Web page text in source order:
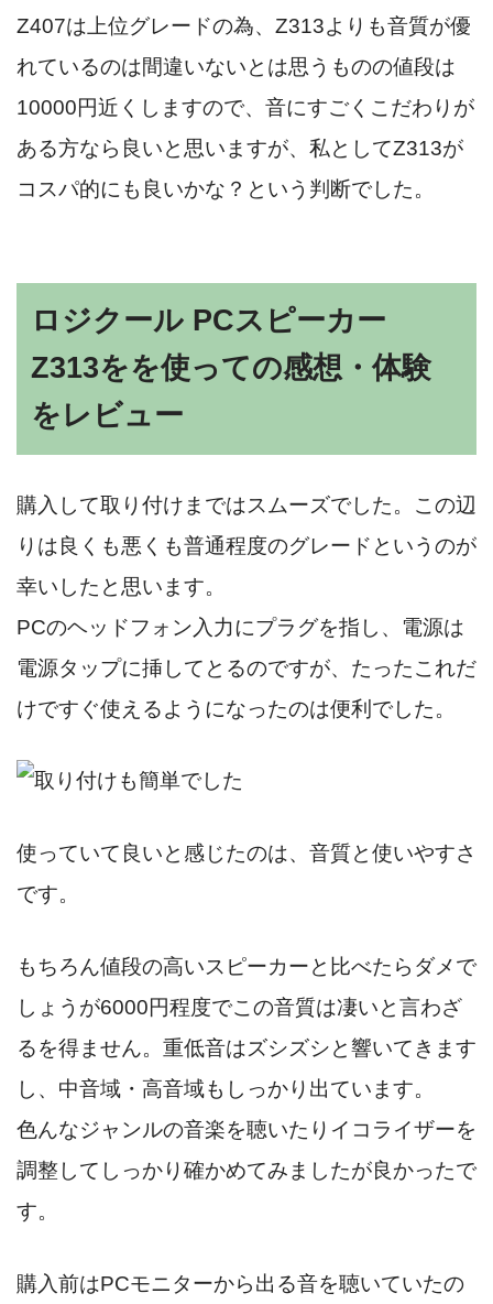
Z407は上位グレードの為、Z313よりも音質が優
れているのは間違いないとは思うものの値段は
10000円近くしますので、音にすごくこだわりが
ある方なら良いと思いますが、私としてZ313が
コスパ的にも良いかな？という判断でした。
ロジクール PCスピーカー
Z313をを使っての感想・体験
をレビュー
購入して取り付けまではスムーズでした。この辺
りは良くも悪くも普通程度のグレードというのが
幸いしたと思います。
PCのヘッドフォン入力にプラグを指し、電源は
電源タップに挿してとるのですが、たったこれだ
けですぐ使えるようになったのは便利でした。
使っていて良いと感じたのは、音質と使いやすさ
です。
もちろん値段の高いスピーカーと比べたらダメで
しょうが6000円程度でこの音質は凄いと言わざ
るを得ません。重低音はズシズシと響いてきます
し、中音域・高音域もしっかり出ています。
色んなジャンルの音楽を聴いたりイコライザーを
調整してしっかり確かめてみましたが良かったで
す。
購入前はPCモニターから出る音を聴いていたの